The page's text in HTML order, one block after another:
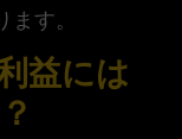
す。
益には